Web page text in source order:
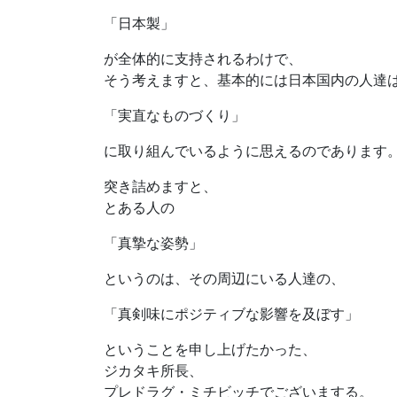
「日本製」
が全体的に支持されるわけで、
そう考えますと、基本的には日本国内の人達
「実直なものづくり」
に取り組んでいるように思えるのであります
突き詰めますと、
とある人の
「真摯な姿勢」
というのは、その周辺にいる人達の、
「真剣味にポジティブな影響を及ぼす」
ということを申し上げたかった、
ジカタキ所長、
プレドラグ・ミチビッチでございまする。